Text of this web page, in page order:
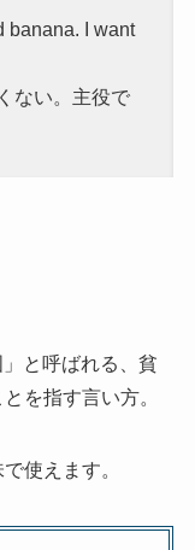
banana. I want
ない。主役で
と呼ばれる、貧
を指す言い方。
使えます。